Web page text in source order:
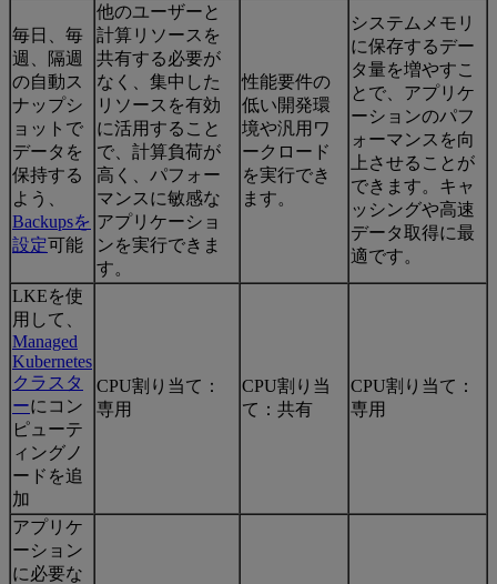
毎日、毎
週、隔週
の自動ス
ナップシ
ョットで
データを
保持する
よう、
Backupsを
設定可能
他のユーザーと
計算リソースを
共有する必要が
なく、集中した
リソースを有効
に活用すること
で、計算負荷が
高く、パフォー
マンスに敏感な
アプリケーショ
ンを実行できま
す。
性能要件の
低い開発環
境や汎用ワ
ークロード
を実行でき
ます。
システムメモリ
に保存するデー
タ量を増やすこ
とで、アプリケ
ーションのパフ
ォーマンスを向
上させることが
できます。キャ
ッシングや高速
データ取得に最
適です。
LKEを使
用して、
Managed
Kubernetes
クラスタ
ーにコン
ピューテ
ィングノ
ードを追
加
CPU割り当て：
専用
CPU割り当
て：共有
CPU割り当て：
専用
アプリケ
ーション
に必要な